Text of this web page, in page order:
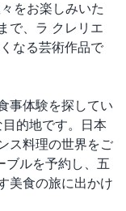
をお楽しみいた
で、ラ クレリエ
なる芸術作品で
事体験を探してい
的地です。日本
ス料理の世界をご
ブルを予約し、五
美食の旅に出かけ